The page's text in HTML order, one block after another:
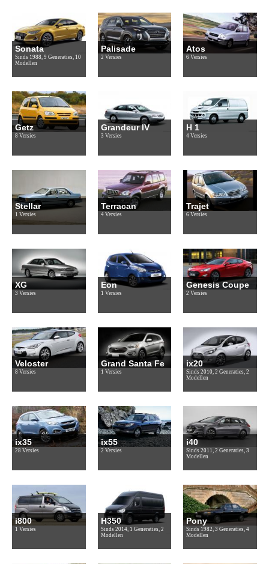
Sonata
Sinds 1988, 9 Generaties, 10
Modellen
Palisade
2 Versies
Atos
6 Versies
Getz
8 Versies
Grandeur IV
3 Versies
H 1
4 Versies
Stellar
1 Versies
Terracan
4 Versies
Trajet
6 Versies
XG
3 Versies
Eon
1 Versies
Genesis Coupe
2 Versies
Veloster
8 Versies
Grand Santa Fe
1 Versies
ix20
Sinds 2010, 2 Generaties, 2
Modellen
ix35
28 Versies
ix55
2 Versies
i40
Sinds 2011, 2 Generaties, 3
Modellen
i800
1 Versies
H350
Sinds 2014, 1 Generaties, 2
Modellen
Pony
Sinds 1982, 3 Generaties, 4
Modellen